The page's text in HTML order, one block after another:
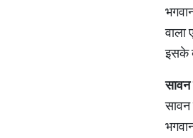
वाला
इसके
सावन